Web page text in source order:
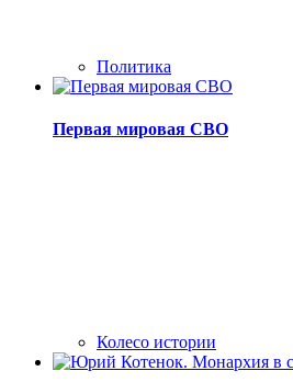
Политика
Первая мировая СВО
Колесо истории